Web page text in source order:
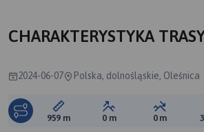
CHARAKTERYSTYKA
2024-06-07 Polska, dolnośląskie, Oleśnica
Długość trasy:
959 m Suma przewyższeń:
0 m Suma
0 m